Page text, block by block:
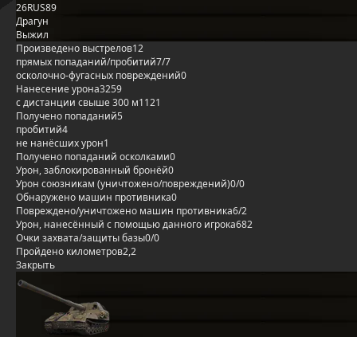
26RUS89
Драгун
Выжил
Произведено выстрелов12
прямых попаданий/пробитий7/7
осколочно-фугасных повреждений0
Нанесение урона3259
с дистанции свыше 300 м1121
Получено попаданий5
пробитий4
не нанёсших урон1
Получено попаданий осколками0
Урон, заблокированный бронёй0
Урон союзникам (уничтожено/повреждений)0/0
Обнаружено машин противника0
Повреждено/уничтожено машин противника6/2
Урон, нанесённый с помощью данного игрока682
Очки захвата/защиты базы0/0
Пройдено километров2,2
Закрыть